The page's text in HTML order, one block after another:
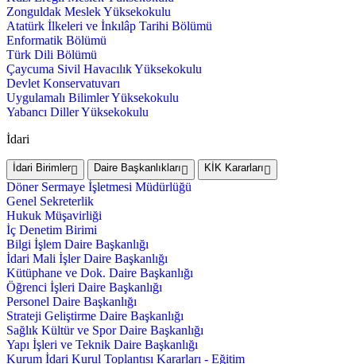
Zonguldak Meslek Yüksekokulu
Atatürk İlkeleri ve İnkılâp Tarihi Bölümü
Enformatik Bölümü
Türk Dili Bölümü
Çaycuma Sivil Havacılık Yüksekokulu
Devlet Konservatuvarı
Uygulamalı Bilimler Yüksekokulu
Yabancı Diller Yüksekokulu
İdari
İdari Birimler Daire Başkanlıkları KİK Kararları
Döner Sermaye İşletmesi Müdürlüğü
Genel Sekreterlik
Hukuk Müşavirliği
İç Denetim Birimi
Bilgi İşlem Daire Başkanlığı
İdari Mali İşler Daire Başkanlığı
Kütüphane ve Dok. Daire Başkanlığı
Öğrenci İşleri Daire Başkanlığı
Personel Daire Başkanlığı
Strateji Geliştirme Daire Başkanlığı
Sağlık Kültür ve Spor Daire Başkanlığı
Yapı İşleri ve Teknik Daire Başkanlığı
Kurum İdari Kurul Toplantısı Kararları - Eğitim